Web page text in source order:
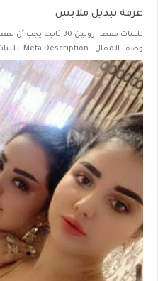
غرفة تبديل ملابس
للبنات فقط.. روتين 30
وصف المقال - Meta Description: للبنات فقط.. قبل أن تبدلي ملابسك في أ…